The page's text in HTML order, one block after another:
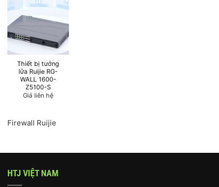
Thiết bị tưởng
lửa Ruijie RG-
WALL 1600-
Z5100-S
Giá liên hệ
Firewall Ruijie
HTJ VIỆT NAM